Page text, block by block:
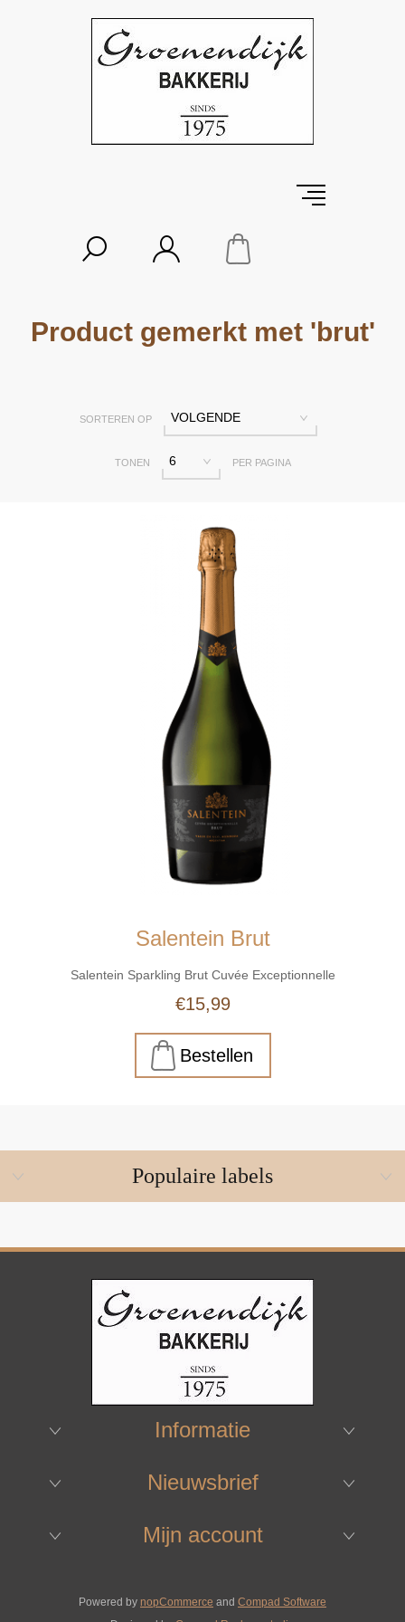
Product gemerkt met 'brut'
SORTEREN OP VOLGENDE
TONEN 6 PER PAGINA
Salentein Brut
Salentein Sparkling Brut Cuvée Exceptionnelle
€15,99
Populaire labels
Informatie
Nieuwsbrief
Mijn account
Powered by nopCommerce and Compad Software